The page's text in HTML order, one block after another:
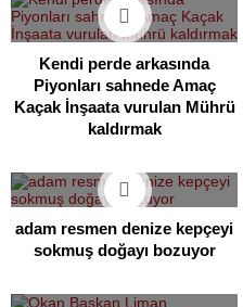
Kendi perde arkasında
Piyonları sahnede Amaç
Kaçak İnşaata vurulan Mührü
kaldırmak
adam resmen denize kepçeyi
sokmuş doğayı bozuyor